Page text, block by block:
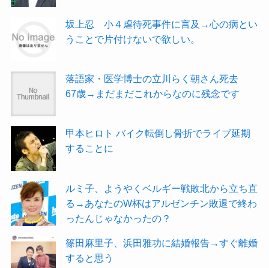
坂上忍 小４虐待死事件に言及→心の病とい
うことで片付けないで欲しい。
落語家・医学博士の立川らく朝さん死去
67歳→まだまだこれからなのに残念です
甲本ヒロト バイク転倒し骨折でライブ延期
することに
ルミ子、ようやくベルギー戦敗北から立ち直
る→あなたのW杯はアルゼンチン敗退で終わ
ったんじゃなかったの？
篠田麻里子、浜田雅功に結婚報告→すぐ離婚
すると思う